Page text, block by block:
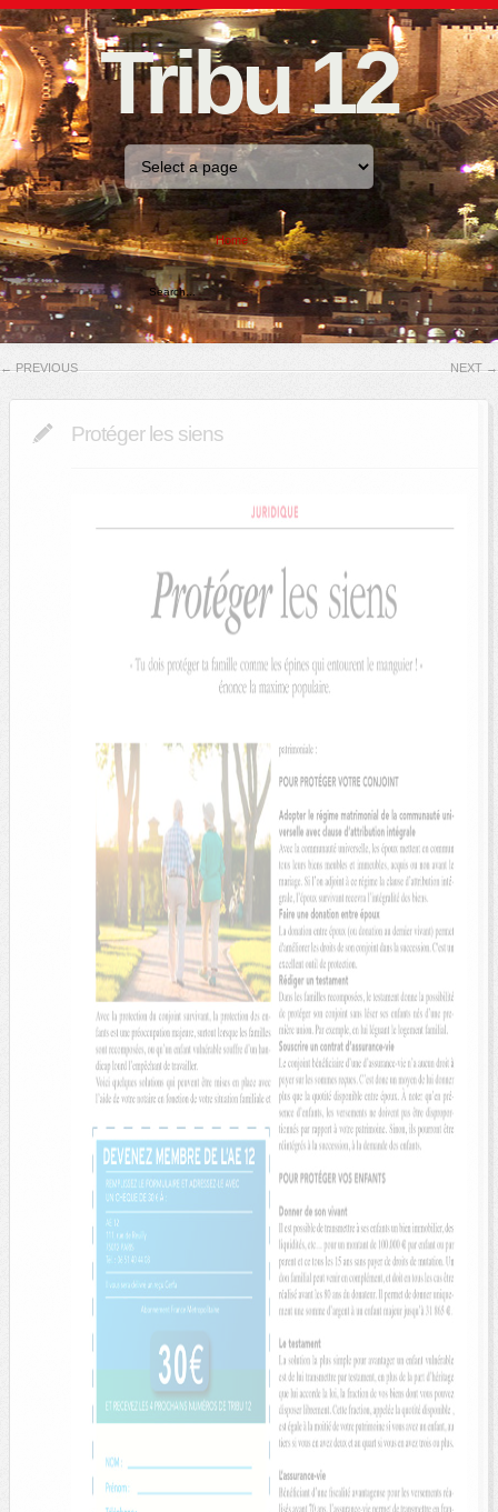
Tribu 12
Home
← PREVIOUS NEXT →
Protéger les siens